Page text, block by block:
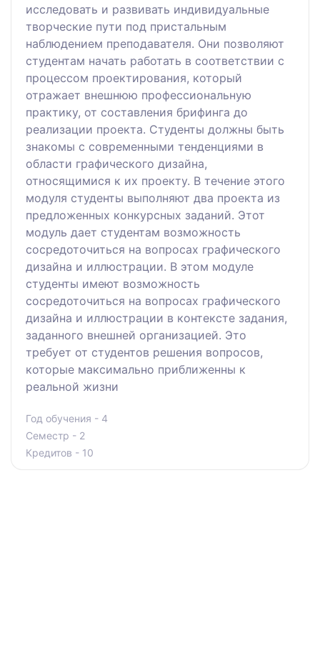
исследовать и развивать индивидуальные
творческие пути под пристальным
наблюдением преподавателя. Они позволяют
студентам начать работать в соответствии с
процессом проектирования, который
отражает внешнюю профессиональную
практику, от составления брифинга до
реализации проекта. Студенты должны быть
знакомы с современными тенденциями в
области графического дизайна,
относящимися к их проекту. В течение этого
модуля студенты выполняют два проекта из
предложенных конкурсных заданий. Этот
модуль дает студентам возможность
сосредоточиться на вопросах графического
дизайна и иллюстрации. В этом модуле
студенты имеют возможность
сосредоточиться на вопросах графического
дизайна и иллюстрации в контексте задания,
заданного внешней организацией. Это
требует от студентов решения вопросов,
которые максимально приближенны к
реальной жизни
Год обучения - 4
Семестр - 2
Кредитов - 10